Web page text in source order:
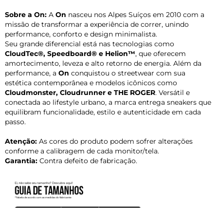
Sobre a On: A On nasceu nos Alpes Suíços em 2010 com a
missão de transformar a experiência de correr, unindo
performance, conforto e design minimalista.
Seu grande diferencial está nas tecnologias como
CloudTec®, Speedboard® e Helion™, que oferecem
amortecimento, leveza e alto retorno de energia. Além da
performance, a On conquistou o streetwear com sua
estética contemporânea e modelos icônicos como
Cloudmonster, Cloudrunner e THE ROGER. Versátil e
conectada ao lifestyle urbano, a marca entrega sneakers que
equilibram funcionalidade, estilo e autenticidade em cada
passo.
Atenção: As cores do produto podem sofrer alterações
conforme a calibragem de cada monitor/tela.
Garantia: Contra defeito de fabricação.